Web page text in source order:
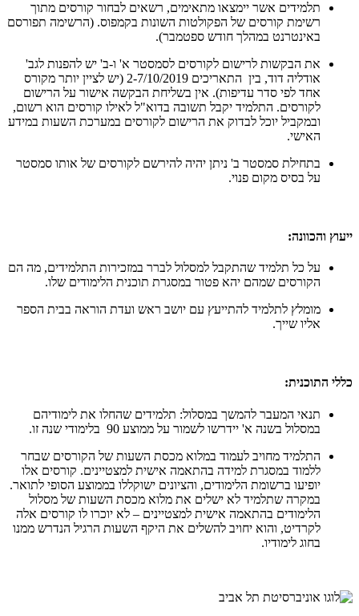
תלמידים אשר יימצאו מתאימים, רשאים לבחור קורסים מתוך
רשימת קורסים של הפקולטות השונות בקמפוס. (הרשימה תפורסם
באינטרנט במהלך חודש ספטמבר).
את הבקשות לרישום לקורסים לסמסטר א' ו-ב' יש להפנות לגב'
אודליה דוד, בין התאריכים 2-7/10/2019 (יש לציין יותר מקורס
אחד לפי סדר עדיפות). אין בשליחת הבקשה אישור על הרישום
לקורסים. התלמיד יקבל תשובה בדוא"ל לאילו קורסים הוא רשום,
ובמקביל יוכל לבדוק את הרישום לקורסים במערכת השעות במידע
האישי.
בתחילת סמסטר ב' ניתן יהיה להירשם לקורסים של אותו סמסטר
על בסיס מקום פנוי.
ייעוץ והכוונה:
על כל תלמיד שהתקבל למסלול לברר במזכירות התלמידים, מה הם
הקורסים שמהם יהא פטור במסגרת תוכנית הלימודים שלו.
מומלץ לתלמיד להתייעץ עם יושב ראש ועדת הוראה בבית הספר
אליו שייך.
כללי התוכנית:
תנאי המעבר להמשך במסלול: תלמידים שהחלו את לימודיהם
במסלול בשנה א' יידרשו לשמור על ממוצע 90 בלימודי שנה זו.
התלמיד מחויב לעמוד במלוא מכסת השעות של הקורסים שבחר
ללמוד במסגרת למידה בהתאמה אישית למצטיינים. קורסים אלו
יופיעו ברשומת הלימודים, והציונים ישוקללו בממוצע הסופי לתואר.
במקרה שתלמיד לא ישלים את מלוא מכסת השעות של מסלול
הלימודים בהתאמה אישית למצטיינים – לא יוכרו לו קורסים אלה
לקרדיט, והוא יחויב להשלים את היקף השעות הרגיל הנדרש ממנו
בחוג לימודיו.